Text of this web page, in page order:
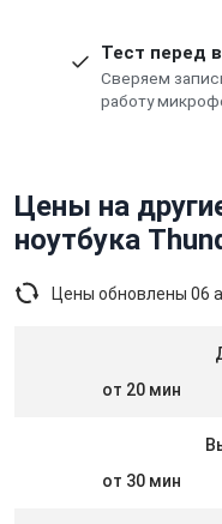
Тест перед
Сверяем
работу
Цены на
ноутбука
Цены обновлены 06
от 20 мин
от 30 мин